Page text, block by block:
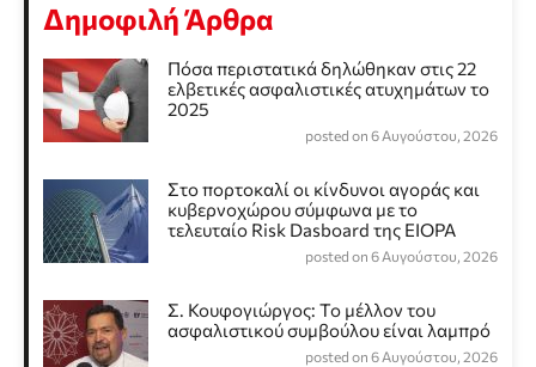
Δημοφιλή Άρθρα
Πόσα περιστατικά δηλώθηκαν στις 22
ελβετικές ασφαλιστικές ατυχημάτων το
2025
posted on 6 Αυγούστου, 2026
Στο πορτοκαλί οι κίνδυνοι αγοράς και
κυβερνοχώρου σύμφωνα με το
τελευταίο Risk Dasboard της EIOPA
posted on 6 Αυγούστου, 2026
Σ. Κουφογιώργος: To μέλλον του
ασφαλιστικού συμβούλου είναι λαμπρό
posted on 6 Αυγούστου, 2026